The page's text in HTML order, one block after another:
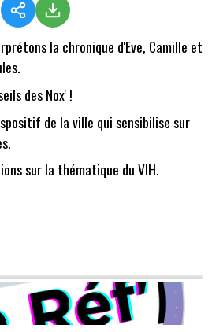
la chronique d'Eve, Camille et
des Nox' !
de la ville qui sensibilise sur
sur la thématique du VIH.